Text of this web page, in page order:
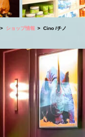
ショップ情報 Cino /チノ